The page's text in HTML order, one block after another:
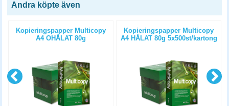
Andra köpte även
Kopieringspapper Multicopy
A4 OHÅLAT 80g
Kopieringspapper Multicopy
A4 HÅLAT 80g 5x500st/kartong